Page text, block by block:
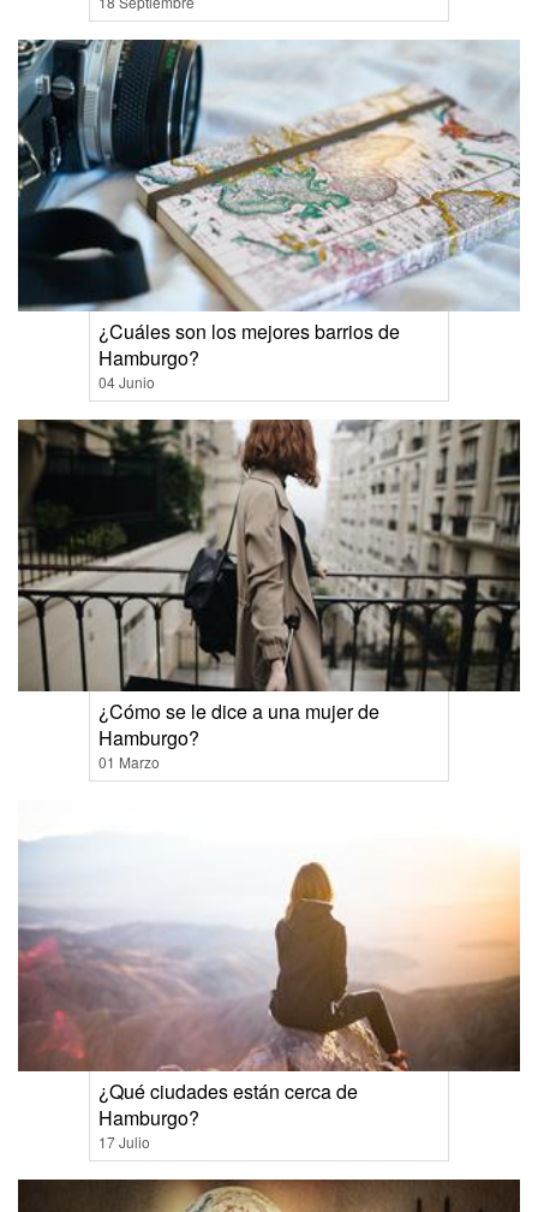
¿Cuáles son los mejores barrios de
Hamburgo?
04 Junio
¿Cómo se le dice a una mujer de
Hamburgo?
01 Marzo
¿Qué ciudades están cerca de
Hamburgo?
17 Julio